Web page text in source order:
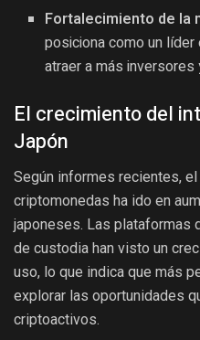
Fortalecimiento de la
posiciona como un
atraer a más
El crecimiento del
Japón
Según informes recientes,
criptomonedas ha ido en
japoneses. Las plataformas
de custodia han visto un
uso, lo que indica que más
explorar las oportunidades
criptoactivos.